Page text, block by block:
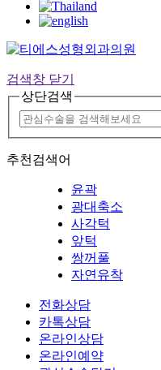
검색창 닫기
상단검색
추천검색어
윤곽
광대축소
사각턱
앞턱
쌍꺼풀
자연유착
전화상담
카톡상담
온라인상담
온라인예약